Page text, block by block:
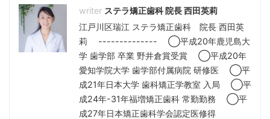
ステラ矯正歯科 院長 西田英莉
江戸川区瑞江 ステラ矯正歯科 院長 西田英
莉 -------------- ◯平成20年鹿児島大
学 歯学部 卒業 野井倉賞受賞 ◯平成20年
愛知学院大学 歯学部付属病院 研修医 ◯平
成21年日本大学 歯科矯正学教室 入局 ◯平
成24年-31年福増矯正歯科 常勤勤務 ◯平
成27年日本矯正歯科学会認定医修得